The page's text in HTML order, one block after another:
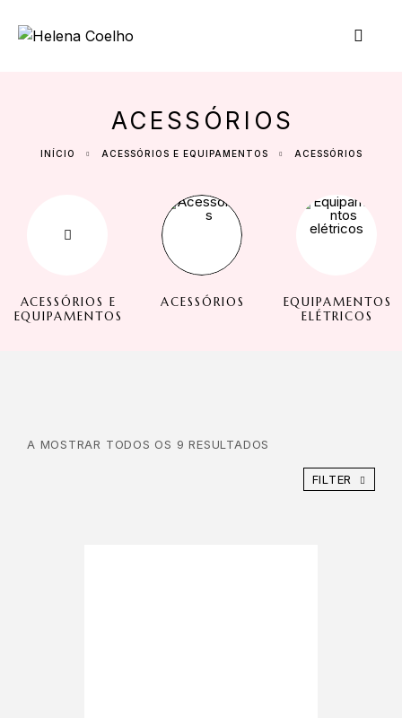
ACESSÓRIOS
INÍCIO ACESSÓRIOS E EQUIPAMENTOS ACESSÓRIOS
ACESSÓRIOS E
EQUIPAMENTOS
ACESSÓRIOS
EQUIPAMENTOS
ELÉTRICOS
A MOSTRAR TODOS OS 9 RESULTADOS
FILTER